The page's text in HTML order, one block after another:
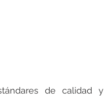
de calidad y